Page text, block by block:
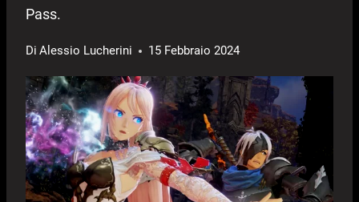
Pass.
Di Alessio Lucherini 15 Febbraio 2024